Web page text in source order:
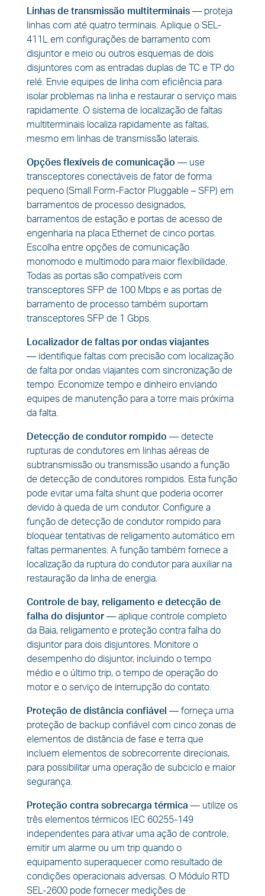
Linhas de transmissão multiterminais — proteja
linhas com até quatro terminais. Aplique o SEL-
411L em configurações de barramento com
disjuntor e meio ou outros esquemas de dois
disjuntores com as entradas duplas de TC e TP do
relé. Envie equipes de linha com eficiência para
isolar problemas na linha e restaurar o serviço mais
rapidamente. O sistema de localização de faltas
multiterminais localiza rapidamente as faltas,
mesmo em linhas de transmissão laterais.
Opções flexíveis de comunicação — use
transceptores conectáveis de fator de forma
pequeno (Small Form-Factor Pluggable – SFP) em
barramentos de processo designados,
barramentos de estação e portas de acesso de
engenharia na placa Ethernet de cinco portas.
Escolha entre opções de comunicação
monomodo e multimodo para maior flexibilidade.
Todas as portas são compatíveis com
transceptores SFP de 100 Mbps e as portas de
barramento de processo também suportam
transceptores SFP de 1 Gbps.
Localizador de faltas por ondas viajantes
— identifique faltas com precisão com localização
de falta por ondas viajantes com sincronização de
tempo. Economize tempo e dinheiro enviando
equipes de manutenção para a torre mais próxima
da falta.
Detecção de condutor rompido — detecte
rupturas de condutores em linhas aéreas de
subtransmissão ou transmissão usando a função
de detecção de condutores rompidos. Esta função
pode evitar uma falta shunt que poderia ocorrer
devido à queda de um condutor. Configure a
função de detecção de condutor rompido para
bloquear tentativas de religamento automático em
faltas permanentes. A função também fornece a
localização da ruptura do condutor para auxiliar na
restauração da linha de energia.
Controle de bay, religamento e detecção de
falha do disjuntor — aplique controle completo
da Baia, religamento e proteção contra falha do
disjuntor para dois disjuntores. Monitore o
desempenho do disjuntor, incluindo o tempo
médio e o último trip, o tempo de operação do
motor e o serviço de interrupção do contato.
Proteção de distância confiável — forneça uma
proteção de backup confiável com cinco zonas de
elementos de distância de fase e terra que
incluem elementos de sobrecorrente direcionais,
para possibilitar uma operação de subciclo e maior
segurança.
Proteção contra sobrecarga térmica — utilize os
três elementos térmicos IEC 60255-149
independentes para ativar uma ação de controle,
emitir um alarme ou um trip quando o
equipamento superaquecer como resultado de
condições operacionais adversas. O Módulo RTD
SEL-2600 pode fornecer medições de